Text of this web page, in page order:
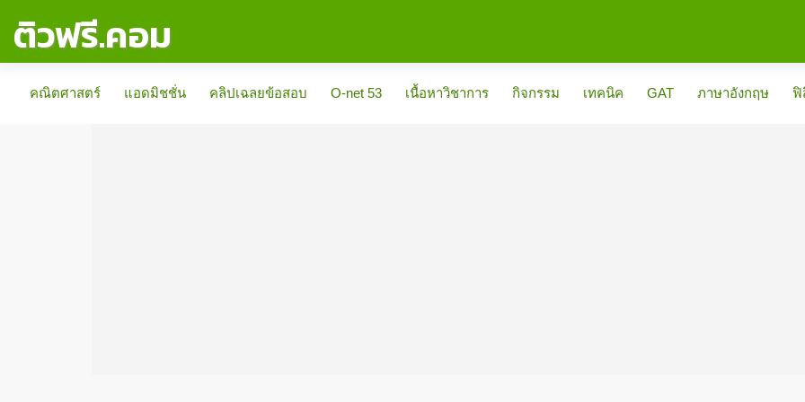
ติวฟรี.คอม
คณิตศาสตร์
แอดมิชชั่น คลิปเฉลยข้อสอบ O-net 53 เนื้อหาวิชาการ กิจกรรม เทคนิค GAT ภาษาอังกฤษ ฟิ